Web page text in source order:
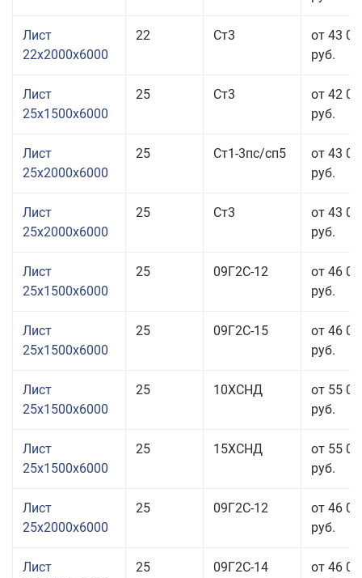
Лист
22x2000x6000
22 Ст3
от 43
руб.
Лист
25x1500x6000
25 Ст3
от 42
руб.
Лист
25x2000x6000
25 Ст1-3пс/сп5
от 43
руб.
Лист
25x2000x6000
25 Ст3
от 43
руб.
Лист
25x1500x6000
25 09Г2С-12
от 46
руб.
Лист
25x1500x6000
25 09Г2С-15
от 46
руб.
Лист
25x1500x6000
25 10ХСНД
от 55
руб.
Лист
25x1500x6000
25 15ХСНД
от 55
руб.
Лист
25x2000x6000
25 09Г2С-12
от 46
руб.
Лист
25 09Г2С-14
от 46